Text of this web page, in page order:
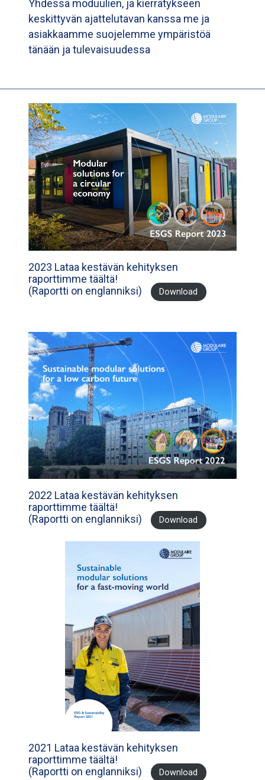
Yhdessä moduulien, ja kierrätykseen
keskittyvän ajattelutavan kanssa me ja
asiakkaamme suojelemme ympäristöä
tänään ja tulevaisuudessa
2023 Lataa kestävän kehityksen
raporttimme täältä!
(Raportti on englanniksi)
Download
2022 Lataa kestävän kehityksen
raporttimme täältä!
(Raportti on englanniksi)
Download
2021 Lataa kestävän kehityksen
raporttimme täältä!
(Raportti on englanniksi)
Download